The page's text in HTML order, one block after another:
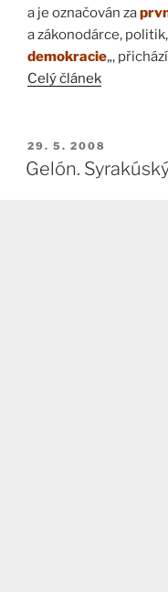
a je označován za
a zákonodárce,
demokracie„,
Celý článek
PUBLIKOVÁNO
29. 5. 2008
Gelón.